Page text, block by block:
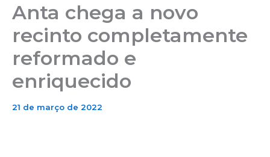
Anta chega a novo
recinto completamente
reformado e
enriquecido
21 de março de 2022